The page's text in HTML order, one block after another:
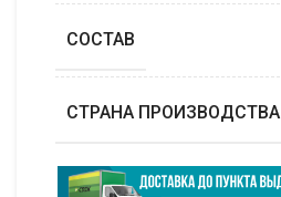
СОСТАВ
СТРАНА ПРОИЗВОДСТВА